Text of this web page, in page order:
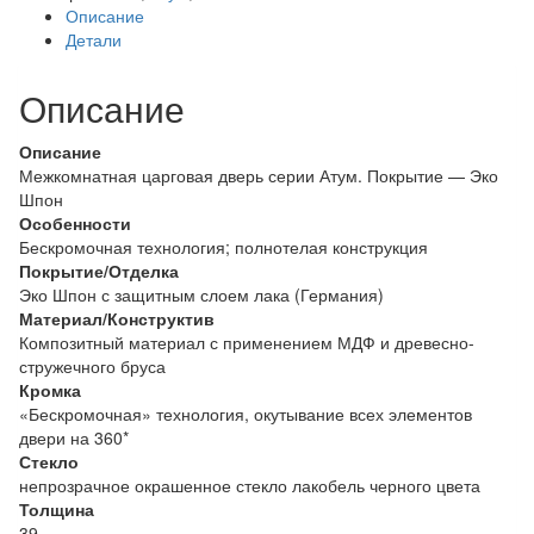
Капучино
черная
Описание
Детали
Описание
Описание
Межкомнатная царговая дверь серии Атум. Покрытие — Эко
Шпон
Особенности
Бескромочная технология; полнотелая конструкция
Покрытие/Отделка
Эко Шпон с защитным слоем лака (Германия)
Материал/Конструктив
Композитный материал с применением МДФ и древесно-
стружечного бруса
Кромка
«Бескромочная» технология, окутывание всех элементов
двери на 360*
Стекло
непрозрачное окрашенное стекло лакобель черного цвета
Толщина